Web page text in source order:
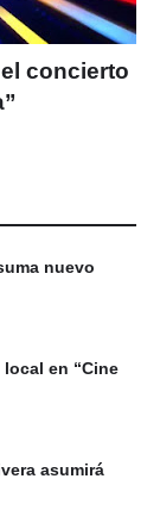
concierto
nuevo
local en “Cine
asumirá